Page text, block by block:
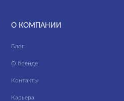
О КОМПАНИИ
Блог
О бренде
Контакты
Карьера